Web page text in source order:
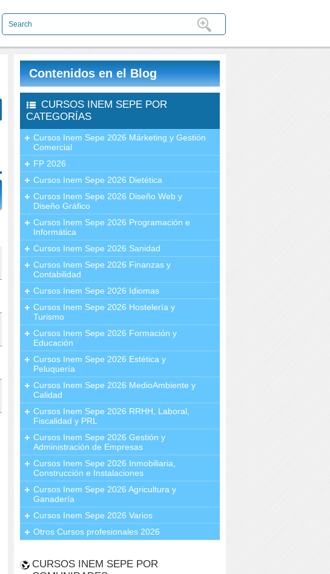
Contenidos en el Blog
CURSOS INEM SEPE POR
CATEGORÍAS
Cursos Inem Sepe 2026 Márketing y Gestión
Comercial
FP 2026
Cursos Inem Sepe 2026 Dietética
Cursos Inem Sepe 2026 Diseño Web y
Diseño Gráfico
Cursos Inem Sepe 2026 Programación e
Informática
Cursos Inem Sepe 2026 Sanidad
Cursos Inem Sepe 2026 Finanzas y
Contabilidad
Cursos Inem Sepe 2026 Idiomas
Cursos Inem Sepe 2026 Hostelería y
Turismo
Cursos Inem Sepe 2026 Formación y
Educación
Cursos Inem Sepe 2026 Estética y
Peluquería
Cursos Inem Sepe 2026 MedioAmbiente y
Calidad
Cursos Inem Sepe 2026 RRHH, Laboral,
Fiscalidad y PRL
Cursos Inem Sepe 2026 Gestión y
Administración de Empresas
Cursos Inem Sepe 2026 Inmobiliaria,
Construcción e Instalaciones
Cursos Inem Sepe 2026 Agricultura y
Ganadería
Cursos Inem Sepe 2026 Varios
Otros Cursos profesionales 2026
CURSOS INEM SEPE POR